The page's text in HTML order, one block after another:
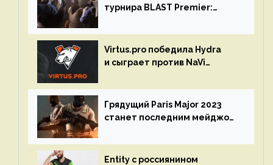
турнира BLAST Premier:
Virtus.pro победила Hydra
и сыграет против NaVi
Грядущий Paris Major 2023
станет последним мейджор-
Entity с россиянином